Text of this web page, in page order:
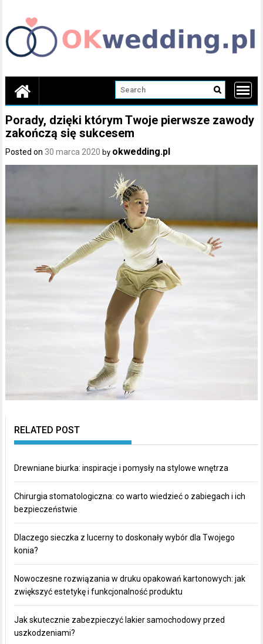
content
Porady, dzięki którym Twoje pierwsze zawody
zakończą się sukcesem
Posted on 30 marca 2020 by okwedding.pl
RELATED POST
Drewniane biurka: inspiracje i pomysły na stylowe wnętrza
Chirurgia stomatologiczna: co warto wiedzieć o zabiegach i ich
bezpieczeństwie
Dlaczego sieczka z lucerny to doskonały wybór dla Twojego
konia?
Nowoczesne rozwiązania w druku opakowań kartonowych: jak
zwiększyć estetykę i funkcjonalność produktu
Jak skutecznie zabezpieczyć lakier samochodowy przed
uszkodzeniami?